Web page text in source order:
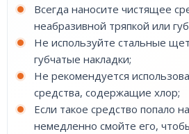
Всегда наносите чистящее
неабразивной тряпкой или
Не используйте стальные
губчатые накладки;
Не рекомендуется
средства, содержащие хлор;
Если такое средство попало
немедленно смойте его,